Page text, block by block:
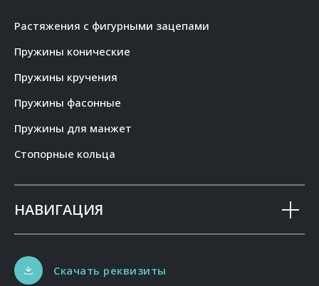
Растяжения с фигурными зацепами
Пружины конические
Пружины кручения
Пружины фасонные
Пружины для манжет
Стопорные кольца
НАВИГАЦИЯ
Скачать реквизиты